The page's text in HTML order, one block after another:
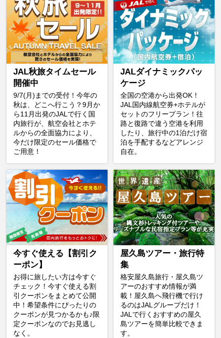
JAL秋旅タイムセール
開催中
9/7(月)までの受付！今年の
秋は、どこへ行こう？9月か
ら11月出発のJALで行く国
内旅行が、航空会社とホテ
ルからの全面協力により、
今だけ限定のセール価格で
ご用意！
JALダイナミックパッ
ケージ
全国の空港から出発OK！
JAL国内線航空券+ホテルが
セットのフリープラン！往
路と復路で違う空港を利用
したり、旅行中の1泊だけ宿
泊を手配するなどアレンジ
自在。
今すぐ使える【割引ク
ーポン】
お得に旅したい方は今すぐ
チェック！今すぐ使える割
引クーポンをまとめて公開
中！希望条件にぴったりの
クーポンが見つかるかも♪限
定クーポンなのでお見逃し
なく。
屋久島ツアー・旅行特
集
格安屋久島旅行・屋久島ツ
アーのおすすめ情報が満
載！屋久島へ飛行機で行け
るのはJALグループだけ！
JALで行くおすすめの屋久
島ツアーを簡単比較できま
す。